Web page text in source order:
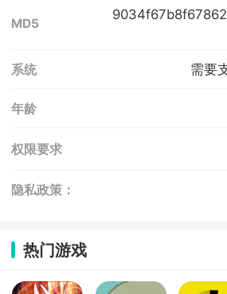
MD5
系统 需要
年龄
权限要求
隐私政策：
热门游戏